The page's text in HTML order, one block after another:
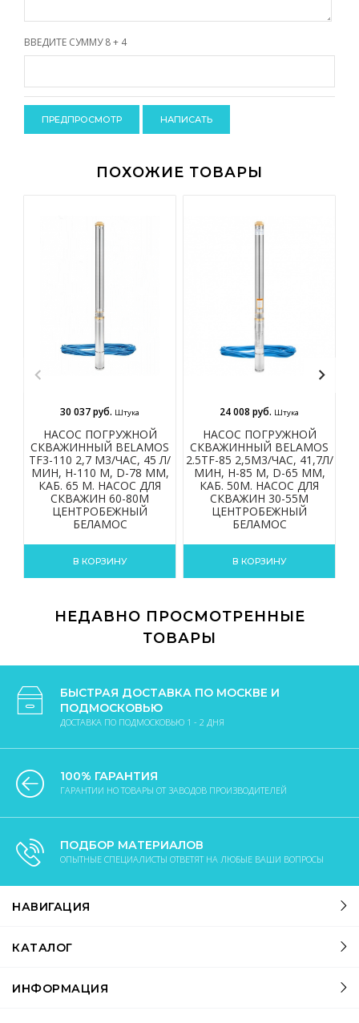
-
-
-
-
ВВЕДИТЕ СУММУ 8 + 4
ПОХОЖИЕ ТОВАРЫ
НАСОС ПОГРУЖНОЙ
СКВАЖИННЫЙ BELAMOS
TF3-110 2,7 М3/ЧАС, 45 Л/
МИН, Н-110 М, D-78 ММ,
КАБ. 65 М. НАСОС ДЛЯ
СКВАЖИН 60-80М
ЦЕНТРОБЕЖНЫЙ
БЕЛАМОС
30 037 руб. Штука
В КОРЗИНУ
НАСОС ПОГРУЖНОЙ
СКВАЖИННЫЙ BELAMOS
2.5TF-85 2,5М3/ЧАС, 41,7Л/
МИН, Н-85 М, D-65 ММ,
КАБ. 50М. НАСОС ДЛЯ
СКВАЖИН 30-55М
ЦЕНТРОБЕЖНЫЙ
БЕЛАМОС
24 008 руб. Штука
В КОРЗИНУ
НЕДАВНО ПРОСМОТРЕННЫЕ
ТОВАРЫ
БЫСТРАЯ ДОСТАВКА ПО МОСКВЕ И
ПОДМОСКОВЬЮ
ДОСТАВКА ПО ПОДМОСКОВЬЮ 1 - 2 ДНЯ
100% ГАРАНТИЯ
ГАРАНТИИ НО ТОВАРЫ ОТ ЗАВОДОВ ПРОИЗВОДИТЕЛЕЙ
ПОДБОР МАТЕРИАЛОВ
ОПЫТНЫЕ СПЕЦИАЛИСТЫ ОТВЕТЯТ НА ЛЮБЫЕ ВАШИ ВОПРОСЫ
НАВИГАЦИЯ
КАТАЛОГ
ИНФОРМАЦИЯ